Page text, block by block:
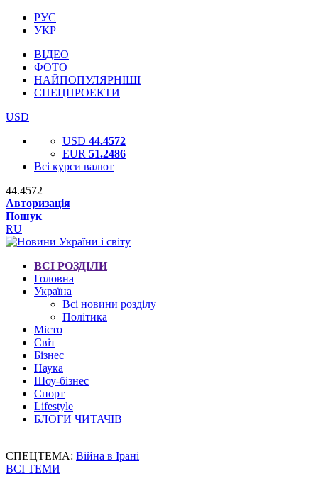
РУС
УКР
ВІДЕО
ФОТО
НАЙПОПУЛЯРНІШІ
СПЕЦПРОЕКТИ
USD
USD 44.4572
EUR 51.2486
Всі курси валют
44.4572
Авторизація
Пошук
RU
ВСІ РОЗДІЛИ
Головна
Україна
Всі новини розділу
Політика
Місто
Світ
Бізнес
Наука
Шоу-бізнес
Спорт
Lifestyle
БЛОГИ ЧИТАЧІВ
СПЕЦТЕМА: Війна в Ірані
ВСІ ТЕМИ